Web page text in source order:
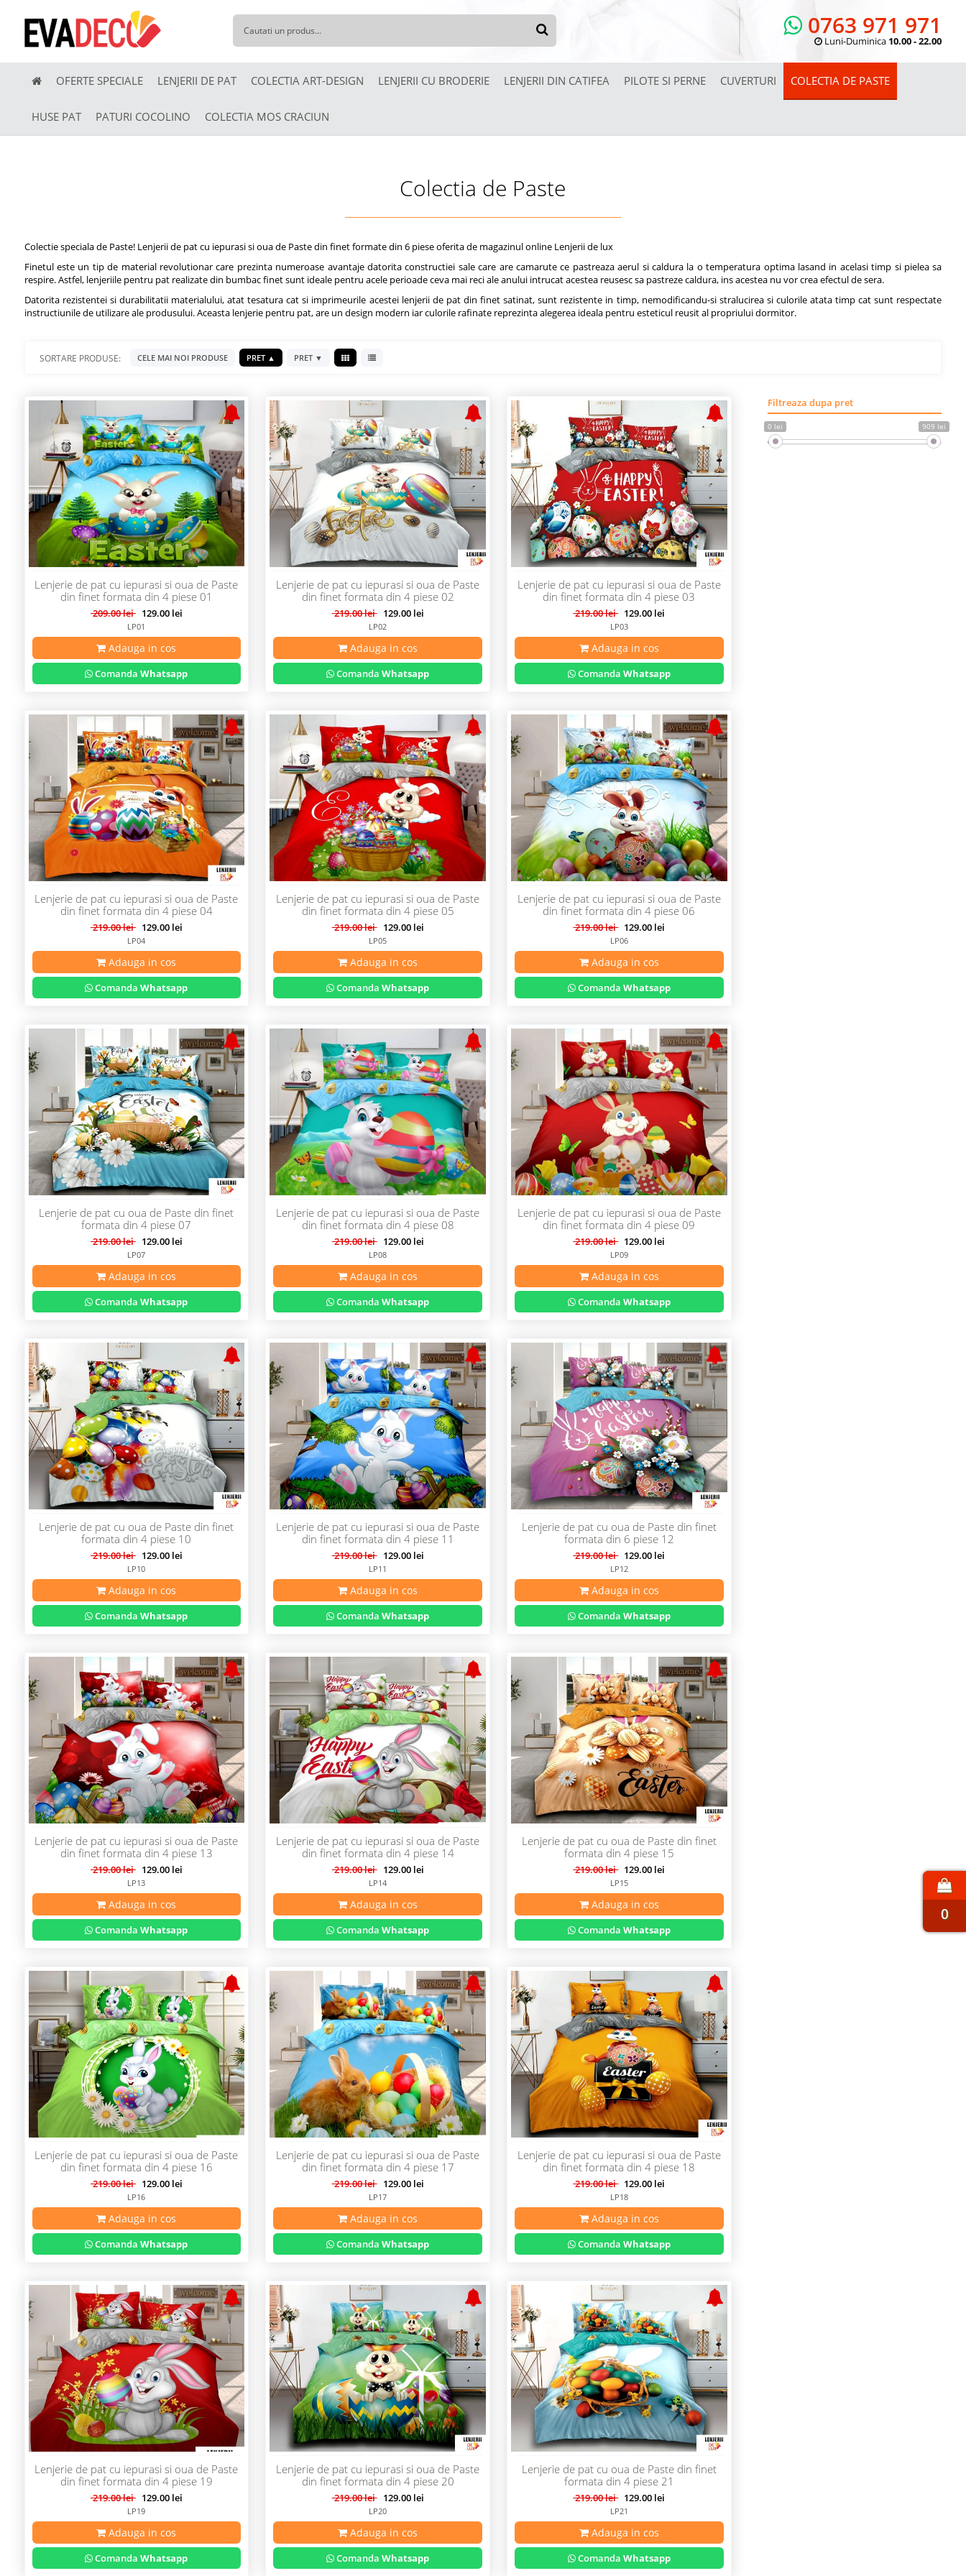
0
0763 971 971
Luni-Duminica 10.00 - 22.00
OFERTE SPECIALE LENJERII DE PAT COLECTIA ART-DESIGN LENJERII CU BRODERIE LENJERII DIN CATIFEA PILOTE SI PERNE CUVERTURI COLECTIA DE PASTE
HUSE PAT PATURI COCOLINO COLECTIA MOS CRACIUN
Colectia de Paste
Colectie speciala de Paste! Lenjerii de pat cu iepurasi si oua de Paste din finet formate din 6 piese oferita de magazinul online Lenjerii de lux
Finetul este un tip de material revolutionar care prezinta numeroase avantaje datorita constructiei sale care are camarute ce pastreaza aerul si caldura la o temperatura optima lasand in acelasi timp si pielea sa
respire. Astfel, lenjeriile pentru pat realizate din bumbac finet sunt ideale pentru acele perioade ceva mai reci ale anului intrucat acestea reusesc sa pastreze caldura, ins acestea nu vor crea efectul de sera.
Datorita rezistentei si durabilitatii materialului, atat tesatura cat si imprimeurile acestei lenjerii de pat din finet satinat, sunt rezistente in timp, nemodificandu-si stralucirea si culorile atata timp cat sunt respectate
instructiunile de utilizare ale produsului. Aceasta lenjerie pentru pat, are un design modern iar culorile rafinate reprezinta alegerea ideala pentru esteticul reusit al propriului dormitor.
SORTARE PRODUSE: CELE MAI NOI PRODUSE PRET ▲ PRET ▼
Lenjerie de pat cu iepurasi si oua de Paste
din finet formata din 4 piese 01
209.00 lei 129.00 lei
LP01
Adauga in cos
ComandaWhatsapp
Lenjerie de pat cu iepurasi si oua de Paste
din finet formata din 4 piese 02
219.00 lei 129.00 lei
LP02
Adauga in cos
ComandaWhatsapp
Lenjerie de pat cu iepurasi si oua de Paste
din finet formata din 4 piese 03
219.00 lei 129.00 lei
LP03
Adauga in cos
Comanda Whatsapp
Lenjerie de pat cu iepurasi si oua de Paste
din finet formata din 4 piese 04
219.00 lei 129.00 lei
LP04
Adauga in cos
ComandaWhatsapp
Lenjerie de pat cu iepurasi si oua de Paste
din finet formata din 4 piese 05
219.00 lei 129.00 lei
LP05
Adauga in cos
ComandaWhatsapp
Lenjerie de pat cu iepurasi si oua de Paste
din finet formata din 4 piese 06
219.00 lei 129.00 lei
LP06
Adauga in cos
Comanda Whatsapp
Lenjerie de pat cu oua de Paste din finet
formata din 4 piese 07
219.00 lei 129.00 lei
LP07
Adauga in cos
ComandaWhatsapp
Lenjerie de pat cu iepurasi si oua de Paste
din finet formata din 4 piese 08
219.00 lei 129.00 lei
LP08
Adauga in cos
ComandaWhatsapp
Lenjerie de pat cu iepurasi si oua de Paste
din finet formata din 4 piese 09
219.00 lei 129.00 lei
LP09
Adauga in cos
Comanda Whatsapp
Lenjerie de pat cu oua de Paste din finet
formata din 4 piese 10
219.00 lei 129.00 lei
LP10
Adauga in cos
ComandaWhatsapp
Lenjerie de pat cu iepurasi si oua de Paste
din finet formata din 4 piese 11
219.00 lei 129.00 lei
LP11
Adauga in cos
ComandaWhatsapp
Lenjerie de pat cu oua de Paste din finet
formata din 6 piese 12
219.00 lei 129.00 lei
LP12
Adauga in cos
Comanda Whatsapp
Lenjerie de pat cu iepurasi si oua de Paste
din finet formata din 4 piese 13
219.00 lei 129.00 lei
LP13
Adauga in cos
ComandaWhatsapp
Lenjerie de pat cu iepurasi si oua de Paste
din finet formata din 4 piese 14
219.00 lei 129.00 lei
LP14
Adauga in cos
ComandaWhatsapp
Lenjerie de pat cu oua de Paste din finet
formata din 4 piese 15
219.00 lei 129.00 lei
LP15
Adauga in cos
Comanda Whatsapp
Lenjerie de pat cu iepurasi si oua de Paste
din finet formata din 4 piese 16
219.00 lei 129.00 lei
LP16
Adauga in cos
ComandaWhatsapp
Lenjerie de pat cu iepurasi si oua de Paste
din finet formata din 4 piese 17
219.00 lei 129.00 lei
LP17
Adauga in cos
ComandaWhatsapp
Lenjerie de pat cu iepurasi si oua de Paste
din finet formata din 4 piese 18
219.00 lei 129.00 lei
LP18
Adauga in cos
Comanda Whatsapp
Lenjerie de pat cu iepurasi si oua de Paste
din finet formata din 4 piese 19
219.00 lei 129.00 lei
LP19
Adauga in cos
ComandaWhatsapp
Lenjerie de pat cu iepurasi si oua de Paste
din finet formata din 4 piese 20
219.00 lei 129.00 lei
LP20
Adauga in cos
ComandaWhatsapp
Lenjerie de pat cu oua de Paste din finet
formata din 4 piese 21
219.00 lei 129.00 lei
LP21
Adauga in cos
Comanda Whatsapp
Filtreaza dupa pret
0 lei 909 lei